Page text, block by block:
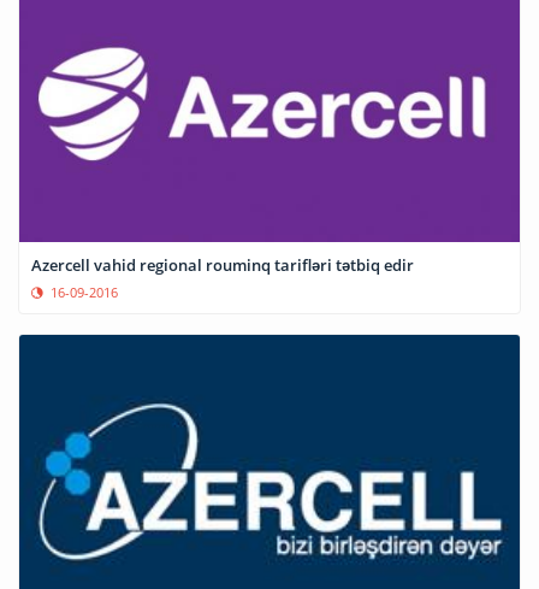
Azercell vahid regional rouminq tarifləri tətbiq edir
16-09-2016